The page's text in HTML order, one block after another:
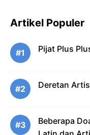
Artikel Populer
#1 Pijat Plus
#2 Deretan
#3
Beberapa